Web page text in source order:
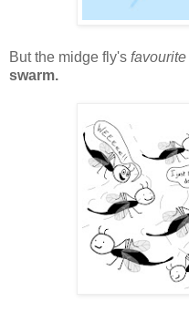
But the midge fly's favourite
swarm.